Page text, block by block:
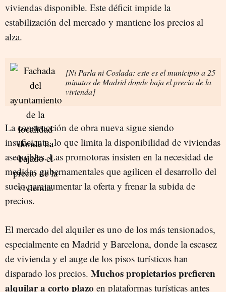
viviendas disponible. Este déficit impide la
estabilización del mercado y mantiene los precios al
alza.
[Ni Parla ni Coslada: este es el municipio a 25
minutos de Madrid donde baja el precio de la
vivienda]
La construcción de obra nueva sigue siendo
insuficiente, lo que limita la disponibilidad de viviendas
asequibles. Las promotoras insisten en la necesidad de
medidas gubernamentales que agilicen el desarrollo del
suelo para aumentar la oferta y frenar la subida de
precios.
El mercado del alquiler es uno de los más tensionados,
especialmente en Madrid y Barcelona, donde la escasez
de vivienda y el auge de los pisos turísticos han
disparado los precios. Muchos propietarios prefieren
alquilar a corto plazo en plataformas turísticas antes